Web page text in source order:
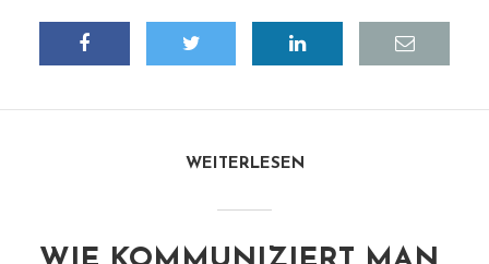
WEITERLESEN